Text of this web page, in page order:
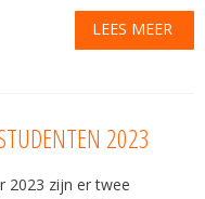
LEES MEER
2023
2023 zijn er twee